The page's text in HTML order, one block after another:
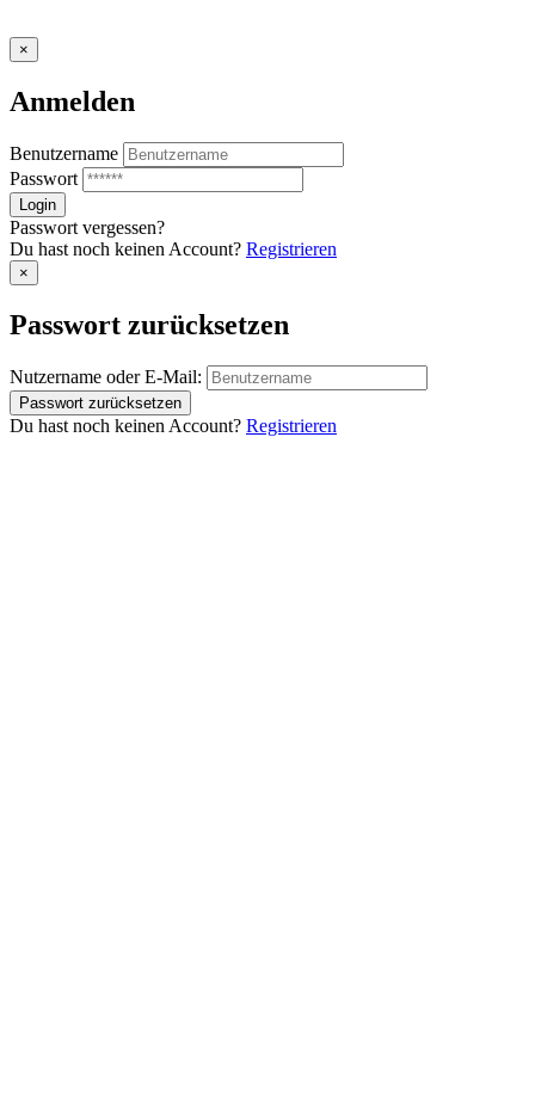
×
Anmelden
Benutzername
Passwort
Passwort vergessen?
Du hast noch keinen Account? Registrieren
×
Passwort zurücksetzen
Nutzername oder E-Mail:
Du hast noch keinen Account? Registrieren